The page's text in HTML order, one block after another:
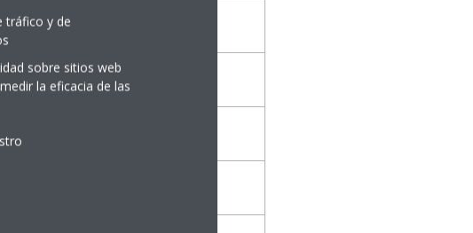
Zumbido de refrigerador
Conversación normal, restaurante
tráfico y de
sobre sitios web
la eficacia de las